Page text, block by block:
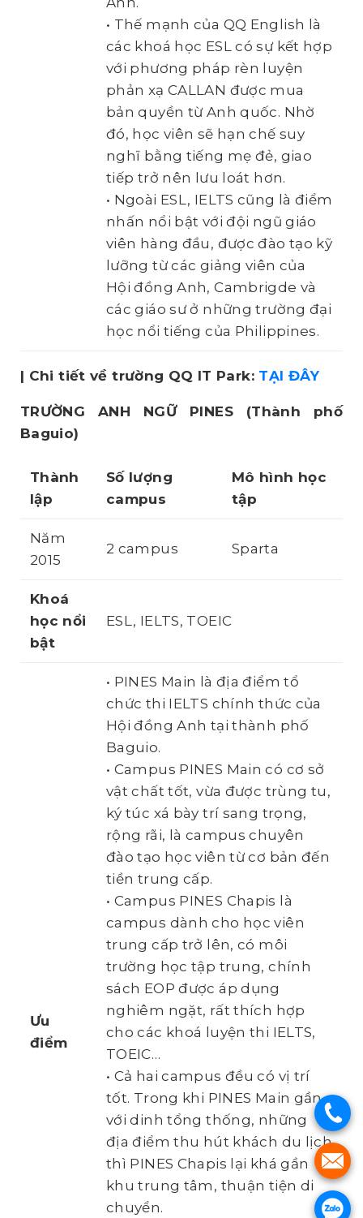
• Thế mạnh của QQ English là
các khoá học ESL có sự kết hợp
với phương pháp rèn luyện
phản xạ CALLAN được mua
bản quyền từ Anh quốc. Nhờ
đó, học viên sẽ hạn chế suy
nghĩ bằng tiếng mẹ đẻ, giao
tiếp trở nên lưu loát hơn.
• Ngoài ESL, IELTS cũng là điểm
nhấn nổi bật với đội ngũ giáo
viên hàng đầu, được đào tạo kỹ
lưỡng từ các giảng viên của
Hội đồng Anh, Cambrigde và
các giáo sư ở những trường đại
học nổi tiếng của Philippines.
| Chi tiết về trường QQ IT Park: TẠI ĐÂY
TRƯỜNG ANH NGỮ PINES(Thành phố
Baguio)
Thành
lập
Số lượng
campus
Mô hình học
tập
Năm
2015
2 campus Sparta
Khoá
học nổi
bật
ESL, IELTS, TOEIC
Ưu
điểm
• PINES Main là địa điểm tổ
chức thi IELTS chính thức của
Hội đồng Anh tại thành phố
Baguio.
• Campus PINES Main có cơ sở
vật chất tốt, vừa được trùng tu,
ký túc xá bày trí sang trọng,
rộng rãi, là campus chuyên
đào tạo học viên từ cơ bản đến
tiền trung cấp.
• Campus PINES Chapis là
campus dành cho học viên
trung cấp trở lên, có môi
trường học tập trung, chính
sách EOP được áp dụng
nghiêm ngặt, rất thích hợp
cho các khoá luyện thi IELTS,
TOEIC…
• Cả hai campus đều có vị trí
tốt. Trong khi PINES Main gần
với dinh tổng thống, những
địa điểm thu hút khách du lịch
thì PINES Chapis lại khá gần
khu trung tâm, thuận tiện di
chuyển.
.
.
.